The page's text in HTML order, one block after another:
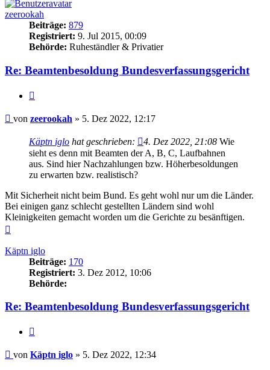
zeerookah
Beiträge: 879
Registriert: 9. Jul 2015, 00:09
Behörde: Ruheständler & Privatier
Re: Beamtenbesoldung Bundesverfassungsgericht
Beitrag
von zeerookah » 5. Dez 2022, 12:17
Käptn iglo hat geschrieben: 4. Dez 2022, 21:08 Wie
sieht es denn mit Beamten der A, B, C, Laufbahnen
aus. Sind hier Nachzahlungen bzw. Höherbesoldungen
zu erwarten bzw. realistisch?
Mit Sicherheit nicht beim Bund. Es geht wohl nur um die Länder.
Bei einigen ganz schlecht gestellten Ländern sind wohl
Kleinigkeiten gemacht worden um die Gerichte zu besänftigen.
Käptn iglo
Beiträge: 170
Registriert: 3. Dez 2012, 10:06
Behörde:
Re: Beamtenbesoldung Bundesverfassungsgericht
Beitrag
von Käptn iglo » 5. Dez 2022, 12:34